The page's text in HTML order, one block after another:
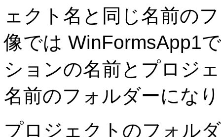
ェクト名と同じ名前の
像では WinFormsApp1
ションの名前とプロジ
名前のフォルダーにな
プロジェクトのフォル